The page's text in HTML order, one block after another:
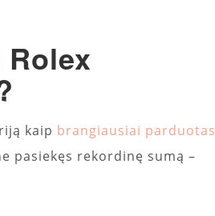
kaip brangiausiai parduotas
pasiekęs rekordinę sumą –